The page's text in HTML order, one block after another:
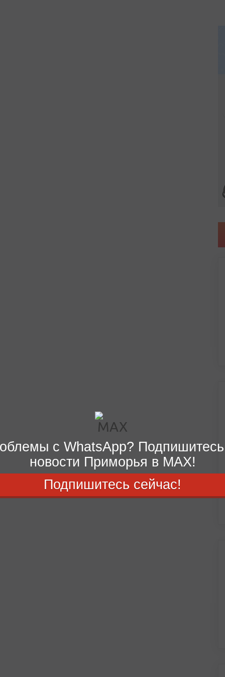
с WhatsApp?
новости Приморья в MAX!
Подпишитесь сейчас!